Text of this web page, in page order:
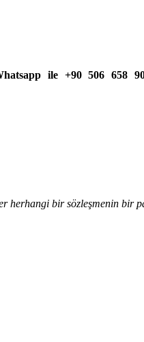
ile +90 506 658
herhangi bir sözleşmenin bir